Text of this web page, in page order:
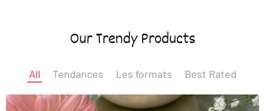
Our Trendy Products
All Tendances Les formats Best Rated